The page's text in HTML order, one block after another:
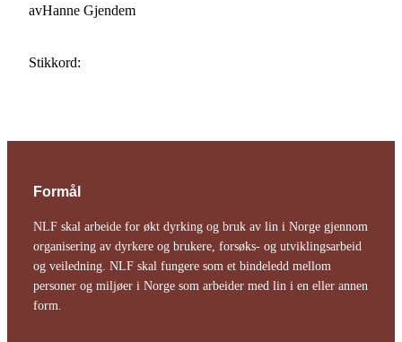
avHanne Gjendem
Stikkord:
Formål
NLF skal arbeide for økt dyrking og bruk av lin i Norge gjennom
organisering av dyrkere og brukere, forsøks- og utviklingsarbeid
og veiledning. NLF skal fungere som et bindeledd mellom
personer og miljøer i Norge som arbeider med lin i en eller annen
form.